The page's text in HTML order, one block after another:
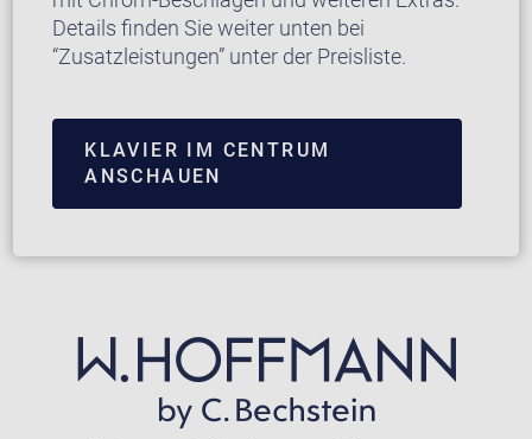
Details finden Sie weiter unten bei
“Zusatzleistungen” unter der Preisliste.
KLAVIER IM CENTRUM
ANSCHAUEN